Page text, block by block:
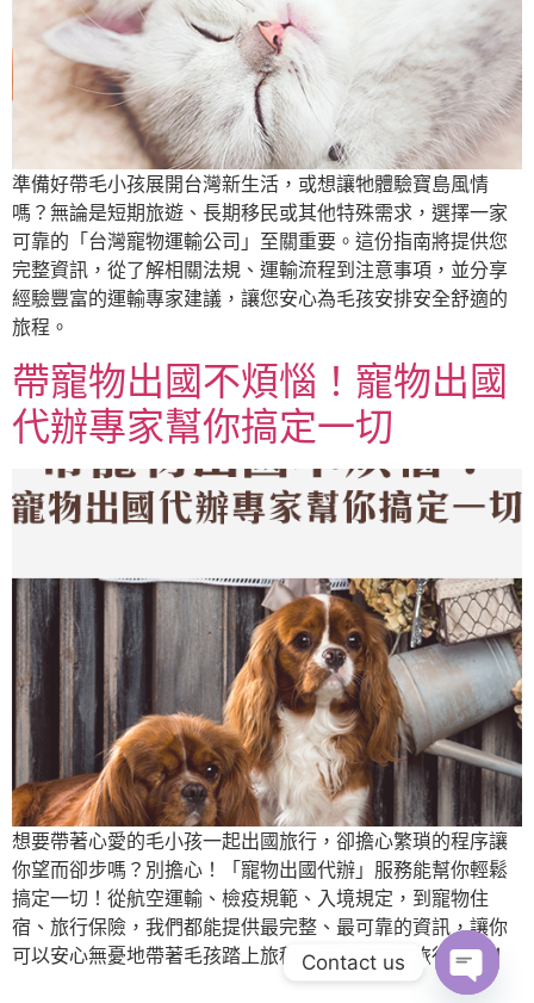
準備好帶毛小孩展開台灣新生活，或想讓牠體驗寶島風情
嗎？無論是短期旅遊、長期移民或其他特殊需求，選擇一家
可靠的「台灣寵物運輸公司」至關重要。這份指南將提供您
完整資訊，從了解相關法規、運輸流程到注意事項，並分享
經驗豐富的運輸專家建議，讓您安心為毛孩安排安全舒適的
旅程。
帶寵物出國不煩惱！寵物出國
代辦專家幫你搞定一切
想要帶著心愛的毛小孩一起出國旅行，卻擔心繁瑣的程序讓
你望而卻步嗎？別擔心！「寵物出國代辦」服務能幫你輕鬆
搞定一切！從航空運輸、檢疫規範、入境規定，到寵物住
宿、旅行保險，我們都能提供最完整、最可靠的資訊，讓你
可以安心無憂地帶著毛孩踏上旅程，享受難忘的旅行時光！
Contact us